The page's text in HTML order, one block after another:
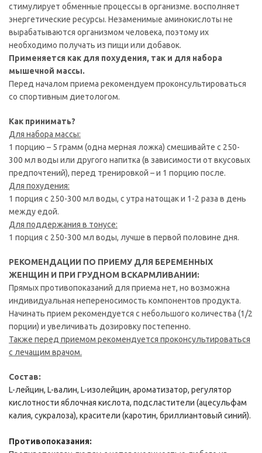
стимулирует обменные процессы в организме. восполняет
энергетические ресурсы. Незаменимые аминокислоты не
вырабатываются организмом человека, поэтому их
необходимо получать из пищи или добавок.
Применяется как для похудения, так и для набора
мышечной массы.
Перед началом приема рекомендуем проконсультироваться
со спортивным диетологом.
Как принимать?
Для набора массы:
1 порцию – 5 грамм (одна мерная ложка) смешивайте с 250-
300 мл воды или другого напитка (в зависимости от вкусовых
предпочтений), перед тренировкой – и 1 порцию после.
Для похудения:
1 порция с 250-300 мл воды, с утра натощак и 1-2 раза в день
между едой.
Для поддержания в тонусе:
1 порция с 250-300 мл воды, лучше в первой половине дня.
РЕКОМЕНДАЦИИ ПО ПРИЕМУ ДЛЯ БЕРЕМЕННЫХ
ЖЕНЩИН И ПРИ ГРУДНОМ ВСКАРМЛИВАНИИ:
Прямых противопоказаний для приема нет, но возможна
индивидуальная непереносимость компонентов продукта.
Начинать прием рекомендуется с небольшого количества (1/2
порции) и увеличивать дозировку постепенно.
Также перед приемом рекомендуется проконсультироваться
с лечащим врачом.
Состав:
L-лейцин, L-валин, L-изолейцин, ароматизатор, регулятор
кислотности яблочная кислота, подсластители (ацесульфам
калия, сукралоза), красители (каротин, бриллиантовый синий).
Противопоказания: